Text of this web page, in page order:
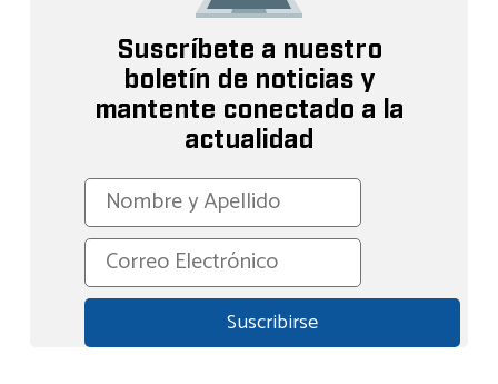
Suscríbete a nuestro
boletín de noticias y
mantente conectado a la
actualidad